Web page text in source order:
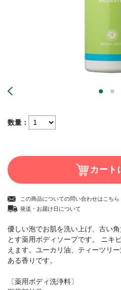
数量：
この商品についての問い合わせはこちら
発送・お届け日について
優しい泡でお肌を洗い上げ、古い
とす薬用ボディソープです。 ニキ
えます。ユーカリ油、ティーツリ
ある香りです。
〔薬用ボディ洗浄料〕